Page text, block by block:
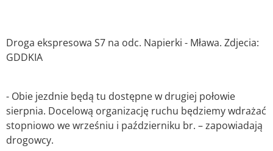
Droga ekspresowa S7 na odc. Napierki - Mława. Zdjecia:
GDDKIA
- Obie jezdnie będą tu dostępne w drugiej połowie
sierpnia. Docelową organizację ruchu będziemy wdrażać
stopniowo we wrześniu i październiku br. – zapowiadają
drogowcy.